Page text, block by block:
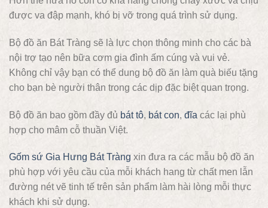
được va đập mạnh, khó bị vỡ trong quá trình sử dụng.
Bộ đồ ăn Bát Tràng sẽ là lực chọn thông minh cho các bà
nội trợ tạo nên bữa cơm gia đình ấm cúng và vui vẻ.
Không chỉ vậy bạn có thể dung bộ đồ ăn làm quà biếu tặng
cho bạn bè người thân trong các dịp đặc biệt quan trọng.
Bộ đồ ăn bao gồm đầy đủ bát tô, bát con, đĩa các lại phù
hợp cho mâm cỗ thuần Việt.
Gốm sứ Gia Hưng Bát Tràng xin đưa ra các mẫu bộ đồ ăn
phù hợp với yêu cầu của mỗi khách hang từ chất men lẫn
đường nét vẽ tinh tế trên sản phẩm làm hài lòng mỗi thực
khách khi sử dụng.